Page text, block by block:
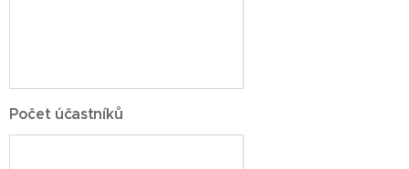
Počet účastníků